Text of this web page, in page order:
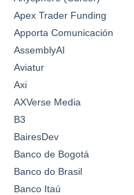
Apex Trader Funding
Apporta Comunicación
AssemblyAI
Aviatur
Axi
AXVerse Media
B3
BairesDev
Banco de Bogotá
Banco do Brasil
Banco Itaú